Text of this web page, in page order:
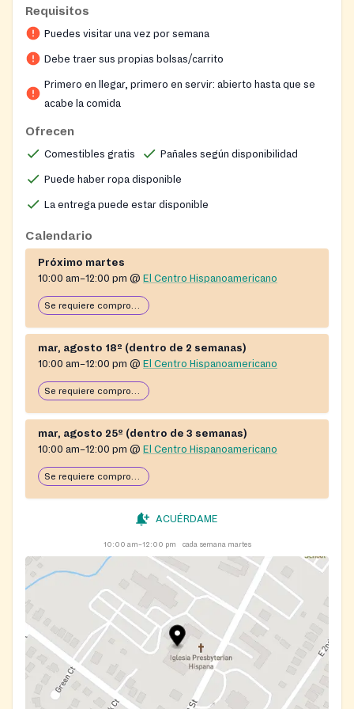
community advocacy, organizing, and cultural
programs.
Requisitos
Puedes visitar una vez por semana
Debe traer sus propias bolsas/carrito
Primero en llegar, primero en servir: abierto hasta que se
acabe la comida
Ofrecen
Comestibles gratis Pañales según disponibilidad
Puede haber ropa disponible
La entrega puede estar disponible
Calendario
Próximo martes
10:00 am–12:00 pm @ El Centro Hispanoamericano
Se requiere comprobante de domicilio
mar, agosto 18º (dentro de 2 semanas)
10:00 am–12:00 pm @ El Centro Hispanoamericano
Se requiere comprobante de domicilio
mar, agosto 25º (dentro de 3 semanas)
10:00 am–12:00 pm @ El Centro Hispanoamericano
Se requiere comprobante de domicilio
ACUÉRDAME
10:00 am–12:00 pm cada semana martes